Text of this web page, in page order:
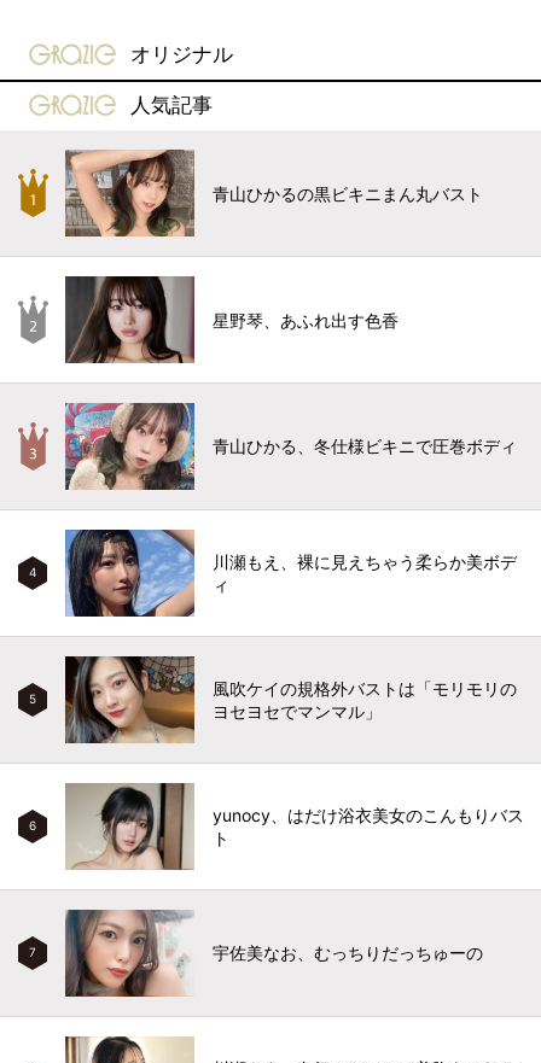
gravure-grazie
オリジナル
gravure-grazie
人気記事
青山ひかるの黒ビキニまん丸バスト
星野琴、あふれ出す色香
青山ひかる、冬仕様ビキニで圧巻ボディ
4
川瀬もえ、裸に見えちゃう柔らか美ボデ
ィ
5
風吹ケイの規格外バストは「モリモリの
ヨセヨセでマンマル」
6
yunocy、はだけ浴衣美女のこんもりバス
ト
7 宇佐美なお、むっちりだっちゅーの